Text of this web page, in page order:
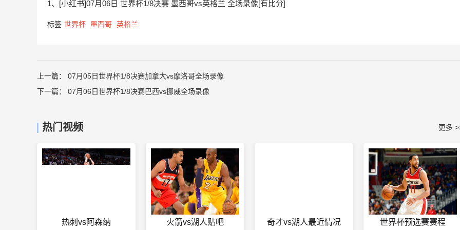
1、[小红书]07月06日 世界杯1/8决赛 墨西哥vs英格兰 全场录像[有比分]
标签 世界杯 墨西哥 英格兰
上一篇： 07月05日世界杯1/8决赛加拿大vs摩洛哥全场录像
下一篇： 07月06日世界杯1/8决赛巴西vs挪威全场录像
热门视频 更多
热刺vs阿森纳 火箭vs湖人贴吧 奇才vs湖人最近情况 世界杯预选赛赛程